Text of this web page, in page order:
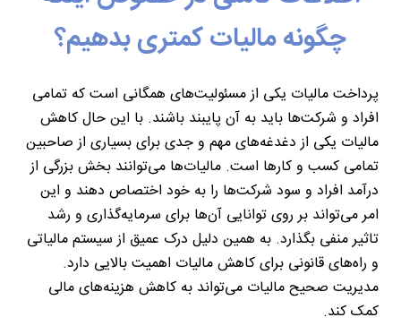
چگونه مالیات کمتری بدهیم؟
پرداخت مالیات یکی از مسئولیت‌های همگانی است که تمامی
افراد و شرکت‌ها باید به آن پایبند باشند. با این حال کاهش
مالیات یکی از دغدغه‌های مهم و جدی برای بسیاری از صاحبین
تمامی کسب ‌و کارها است. مالیات‌ها می‌توانند بخش بزرگی از
درآمد افراد و سود شرکت‌ها را به خود اختصاص دهند و این
امر می‌تواند بر روی توانایی آن‌ها برای سرمایه‌گذاری و رشد
تاثیر منفی بگذارد. به همین دلیل درک عمیق از سیستم مالیاتی
و راه‌های قانونی برای کاهش مالیات اهمیت بالایی دارد.
مدیریت صحیح مالیات می‌تواند به کاهش هزینه‌های مالی
کمک کند.